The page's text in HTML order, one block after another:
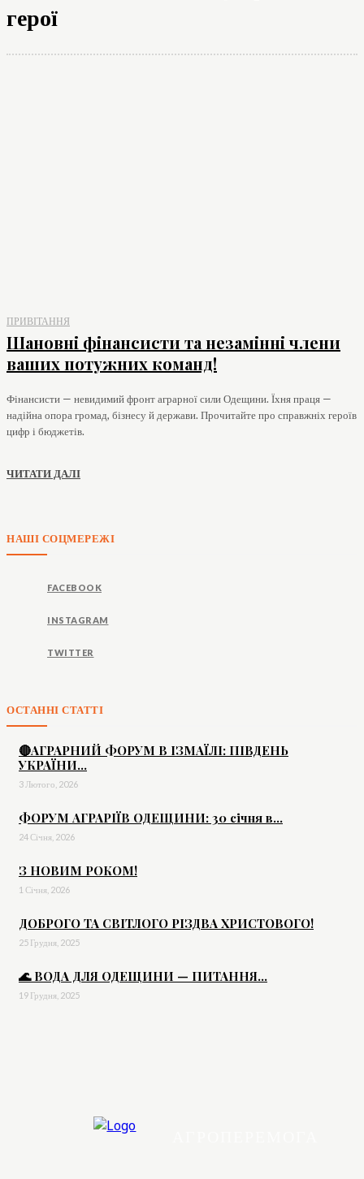
герої
ПРИВІТАННЯ
Шановні фінансисти та незамінні члени
ваших потужних команд!
Фінансисти — невидимий фронт аграрної сили Одещини. Їхня праця —
надійна опора громад, бізнесу й держави. Прочитайте про справжніх героїв
цифр і бюджетів.
ЧИТАТИ ДАЛІ
НАШІ СОЦМЕРЕЖІ
FACEBOOK
INSTAGRAM
TWITTER
ОСТАННІ СТАТТІ
🔴АГРАРНИЙ ФОРУМ В ІЗМАЇЛІ: ПІВДЕНЬ
УКРАЇНИ...
3 Лютого, 2026
ФОРУМ АГРАРІЇВ ОДЕЩИНИ: 30 січня в...
24 Січня, 2026
З НОВИМ РОКОМ!
1 Січня, 2026
ДОБРОГО ТА СВІТЛОГО РІЗДВА ХРИСТОВОГО!
25 Грудня, 2025
🌊 ВОДА ДЛЯ ОДЕЩИНИ — ПИТАННЯ...
19 Грудня, 2025